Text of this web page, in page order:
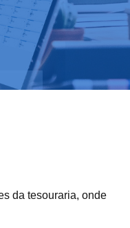
da tesouraria, onde